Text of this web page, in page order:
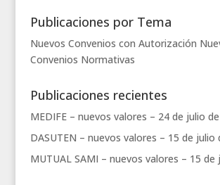
Publicaciones por Tema
Nuevos Convenios con Autorización
Convenios Normativas
Publicaciones recientes
MEDIFE – nuevos valores – 24 de julio
DASUTEN – nuevos valores – 15 de julio
MUTUAL SAMI – nuevos valores – 15 de